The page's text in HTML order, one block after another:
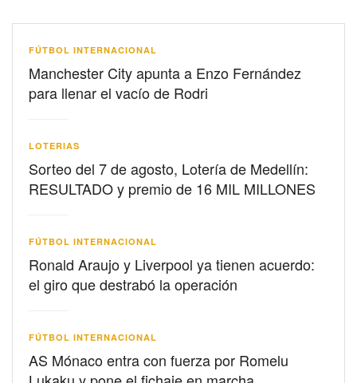
FÚTBOL INTERNACIONAL
Manchester City apunta a Enzo Fernández
para llenar el vacío de Rodri
LOTERIAS
Sorteo del 7 de agosto, Lotería de Medellín:
RESULTADO y premio de 16 MIL MILLONES
FÚTBOL INTERNACIONAL
Ronald Araujo y Liverpool ya tienen acuerdo:
el giro que destrabó la operación
FÚTBOL INTERNACIONAL
AS Mónaco entra con fuerza por Romelu